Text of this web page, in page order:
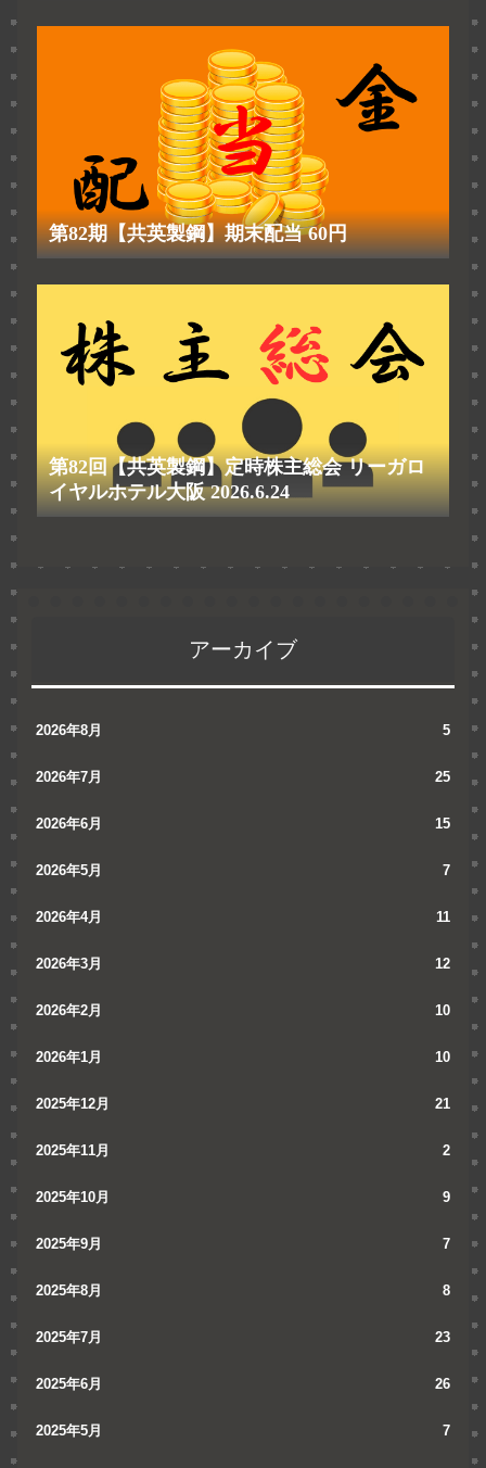
第82期【共英製鋼】期末配当 60円
第82回【共英製鋼】定時株主総会 リーガロ
イヤルホテル大阪 2026.6.24
アーカイブ
2026年8月 5
2026年7月 25
2026年6月 15
2026年5月 7
2026年4月 11
2026年3月 12
2026年2月 10
2026年1月 10
2025年12月 21
2025年11月 2
2025年10月 9
2025年9月 7
2025年8月 8
2025年7月 23
2025年6月 26
2025年5月 7